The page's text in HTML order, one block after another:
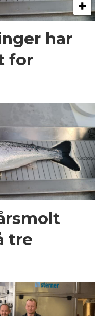
har
for
tre